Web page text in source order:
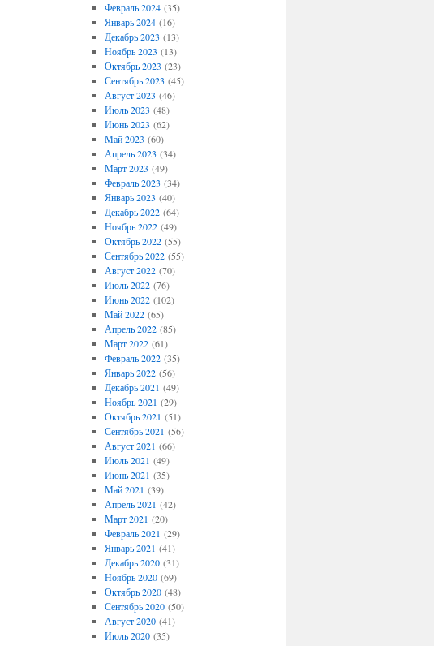
Февраль 2024(35)
Январь 2024(16)
Декабрь 2023 (13)
Ноябрь 2023 (13)
Октябрь 2023 (23)
Сентябрь 2023 (45)
Август 2023 (46)
Июль 2023 (48)
Июнь 2023 (62)
Май 2023 (60)
Апрель 2023 (34)
Март 2023 (49)
Февраль 2023 (34)
Январь 2023 (40)
Декабрь 2022(64)
Ноябрь 2022(49)
Октябрь 2022(55)
Сентябрь 2022(55)
Август 2022(70)
Июль 2022(76)
Июнь 2022(102)
Май 2022(65)
Апрель 2022(85)
Март 2022(61)
Февраль 2022(35)
Январь 2022(56)
Декабрь 2021 (49)
Ноябрь 2021 (29)
Октябрь 2021 (51)
Сентябрь 2021 (56)
Август 2021 (66)
Июль 2021 (49)
Июнь 2021 (35)
Май 2021 (39)
Апрель 2021 (42)
Март 2021 (20)
Февраль 2021 (29)
Январь 2021 (41)
Декабрь 2020(31)
Ноябрь 2020(69)
Октябрь 2020(48)
Сентябрь 2020(50)
Август 2020(41)
Июль 2020(35)